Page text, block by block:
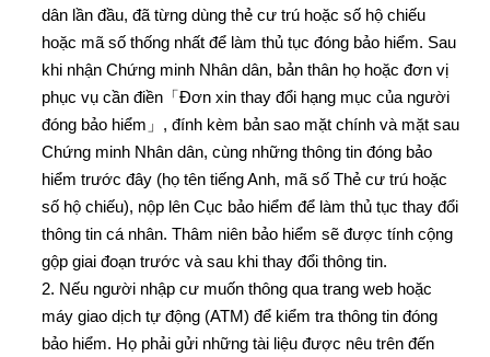
dân lần đầu, đã từng dùng thẻ cư trú hoặc số hộ chiếu
hoặc mã số thống nhất để làm thủ tục đóng bảo hiểm. Sau
khi nhận Chứng minh Nhân dân, bản thân họ hoặc đơn vị
phục vụ cần điền「Đơn xin thay đổi hạng mục của người
đóng bảo hiểm」, đính kèm bản sao mặt chính và mặt sau
Chứng minh Nhân dân, cùng những thông tin đóng bảo
hiểm trước đây (họ tên tiếng Anh, mã số Thẻ cư trú hoặc
số hộ chiếu), nộp lên Cục bảo hiểm để làm thủ tục thay đổi
thông tin cá nhân. Thâm niên bảo hiểm sẽ được tính cộng
gộp giai đoạn trước và sau khi thay đổi thông tin.
2. Nếu người nhập cư muốn thông qua trang web hoặc
máy giao dịch tự động (ATM) để kiểm tra thông tin đóng
bảo hiểm. Họ phải gửi những tài liệu được nêu trên đến